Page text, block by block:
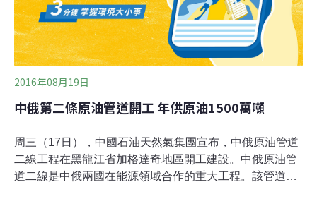
2016年08月19日
中俄第二條原油管道開工 年供原油1500萬噸
周三（17日），中國石油天然氣集團宣布，中俄原油管道
二線工程在黑龍江省加格達奇地區開工建設。中俄原油管
道二線是中俄兩國在能源領域合作的重大工程。該管道起